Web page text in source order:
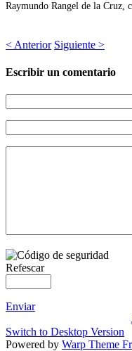
Raymundo Rangel de la Cruz,
< Anterior Siguiente >
Escribir un comentario
Refescar
Enviar
Switch to Desktop Version
Powered by Warp Theme